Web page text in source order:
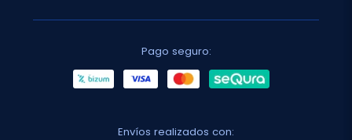
Pago seguro:
Envíos realizados con: